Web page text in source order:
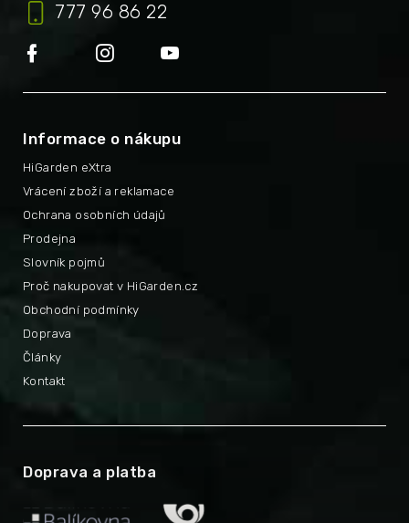
777 96 86 22
Informace o nákupu
HiGarden eXtra
Proč nakupovat v HiGarden.cz
Vrácení zboží a reklamace
Obchodní podmínky
Ochrana osobních údajů
Doprava
Prodejna
Články
Slovník pojmů
Kontakt
Doprava a platba